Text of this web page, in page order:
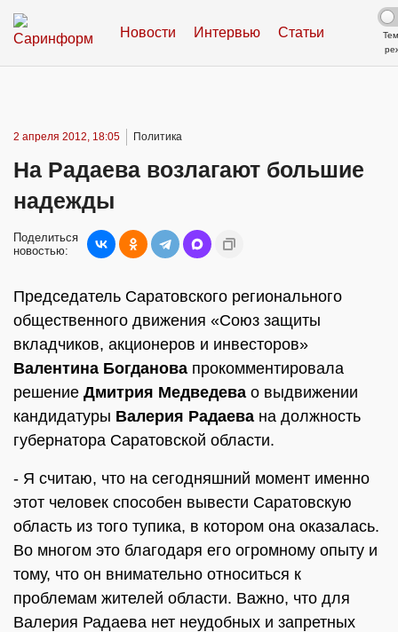
Новости Интервью Статьи
2 апреля 2012, 18:05 Политика
На Радаева возлагают большие
надежды
Поделиться
новостью:
Председатель Саратовского регионального
общественного движения «Союз защиты
вкладчиков, акционеров и инвесторов»
Валентина Богданова прокомментировала
решение Дмитрия Медведева о выдвижении
кандидатуры Валерия Радаева на должность
губернатора Саратовской области.
- Я считаю, что на сегодняшний момент именно
этот человек способен вывести Саратовскую
область из того тупика, в котором она оказалась.
Во многом это благодаря его огромному опыту и
тому, что он внимательно относиться к
проблемам жителей области. Важно, что для
Валерия Радаева нет неудобных и запретных